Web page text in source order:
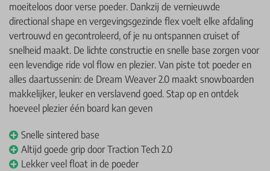
moeiteloos door verse poeder. Dankzij de vernieuwde
directional shape en vergevingsgezinde flex voelt elke afdaling
vertrouwd en gecontroleerd, of je nu ontspannen cruiset of
snelheid maakt. De lichte constructie en snelle base zorgen voor
een levendige ride vol flow en plezier. Van piste tot poeder en
alles daartussenin: de Dream Weaver 2.0 maakt snowboarden
makkelijker, leuker en verslavend goed. Stap op en ontdek
hoeveel plezier één board kan geven
Snelle sintered base
Altijd goede grip door Traction Tech 2.0
Lekker veel float in de poeder